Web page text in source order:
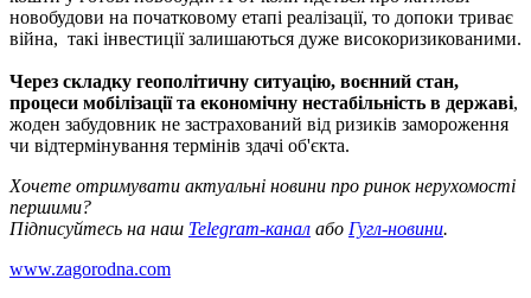
новобудови на початковому етапі реалізації, то допоки триває
війна, такі інвестиції залишаються дуже високоризикованими.
Через складку геополітичну ситуацію, воєнний стан,
процеси мобілізації та економічну нестабільність в державі,
жоден забудовник не застрахований від ризиків замороження
чи відтермінування термінів здачі об'єкта.
Хочете отримувати актуальні новини про ринок нерухомості
першими?
Підписуйтесь на наш Telegram-канал або Гугл-новини.
www.zagorodna.com